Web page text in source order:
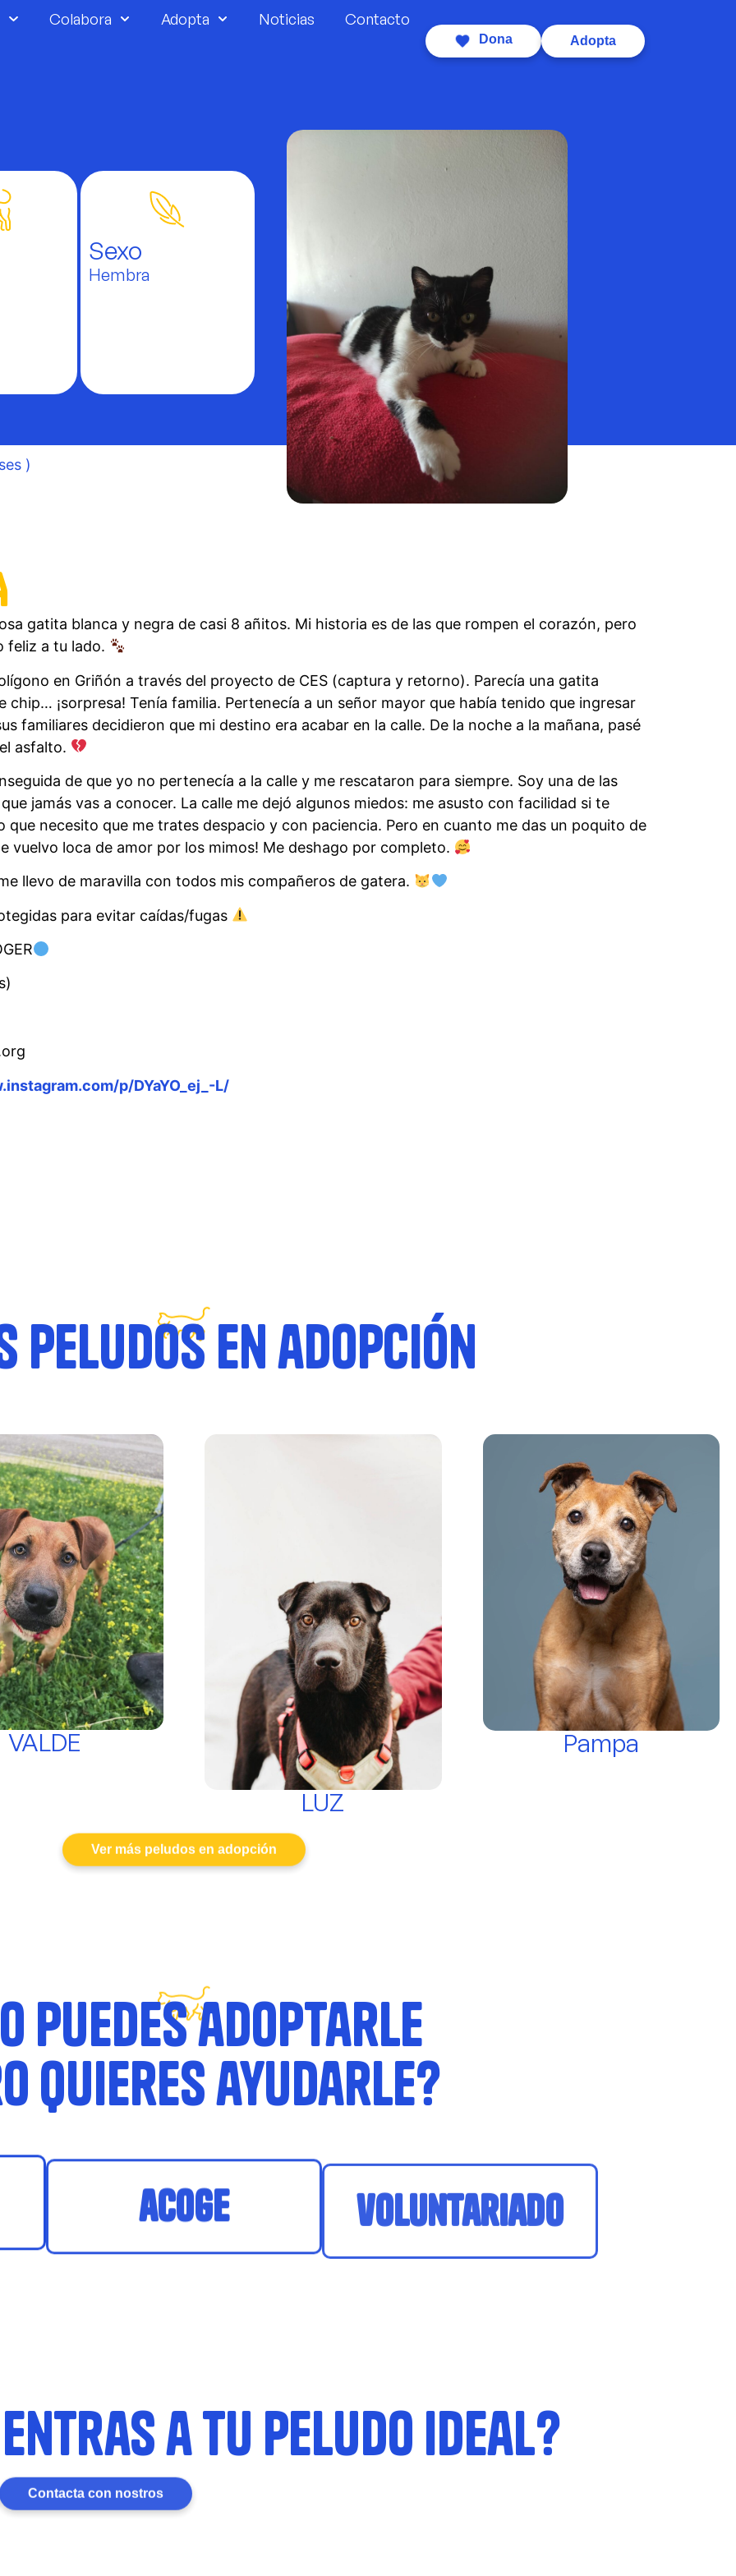
Colabora Adopta Noticias Contacto
Dona Adopta
Sexo
Hembra
)
gatita blanca y negra de casi 8 añitos. Mi historia es de las que rompen el corazón, pero
feliz a tu lado.
en Griñón a través del proyecto de CES (captura y retorno). Parecía una gatita
chip… ¡sorpresa! Tenía familia. Pertenecía a un señor mayor que había tenido que ingresar
familiares decidieron que mi destino era acabar en la calle. De la noche a la mañana, pasé
asfalto.
de que yo no pertenecía a la calle y me rescataron para siempre. Soy una de las
jamás vas a conocer. La calle me dejó algunos miedos: me asusto con facilidad si te
que necesito que me trates despacio y con paciencia. Pero en cuanto me das un poquito de
vuelvo loca de amor por los mimos! Me deshago por completo.
llevo de maravilla con todos mis compañeros de gatera.
para evitar caídas/fugas
p/DYaYO_ej_-L/
en adopción
VALDE
LUZ
Pampa
Ver más peludos en adopción
puedes adoptarle
quieres ayudarle?
acoge voluntariado
a tu peludo ideal?
Contacta con nostros